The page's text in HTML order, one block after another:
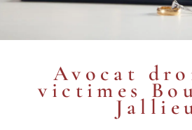
Avocat
victimes